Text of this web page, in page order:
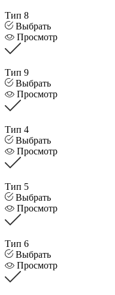
Тип 8
Выбрать
Просмотр
Тип 9
Выбрать
Просмотр
Тип 4
Выбрать
Просмотр
Тип 5
Выбрать
Просмотр
Тип 6
Выбрать
Просмотр